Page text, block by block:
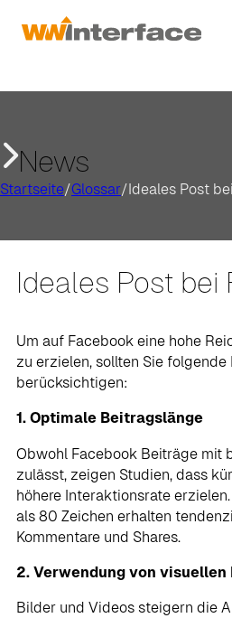
News
Startseite/Glossar/Ideales Post
Ideales Post bei
Um auf Facebook eine hohe
zu erzielen, sollten Sie
berücksichtigen:
1. Optimale Beitragslänge
Obwohl Facebook Beiträge mit
zulässt, zeigen Studien, dass
höhere Interaktionsrate
als 80 Zeichen erhalten
Kommentare und Shares.
2. Verwendung von visuellen
Bilder und Videos steigern die